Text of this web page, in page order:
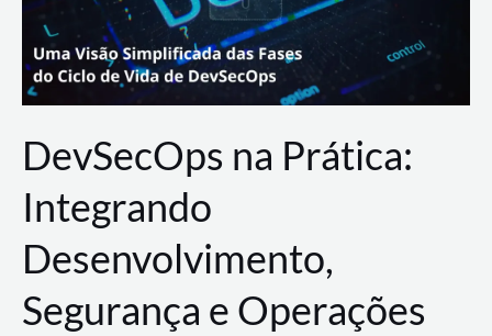
DevSecOps na Prática:
Integrando
Desenvolvimento,
Segurança e Operações